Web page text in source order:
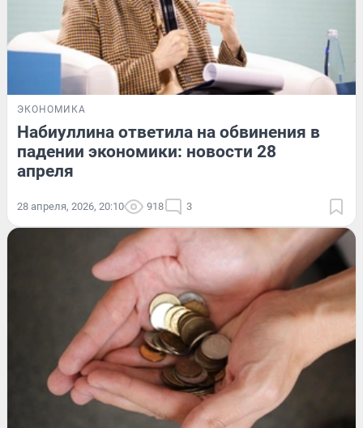
ЭКОНОМИКА
Набиуллина ответила на обвинения в
падении экономики: новости 28
апреля
28 апреля, 2026, 20:10 918 3